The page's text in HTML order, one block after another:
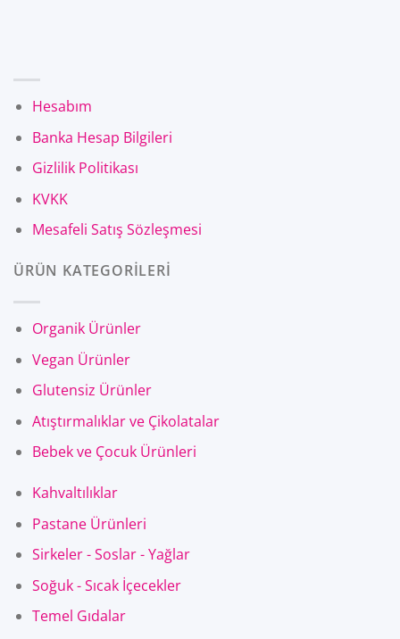
Hesabım
Banka Hesap Bilgileri
Gizlilik Politikası
KVKK
Mesafeli Satış Sözleşmesi
ÜRÜN KATEGORİLERİ
Organik Ürünler
Vegan Ürünler
Glutensiz Ürünler
Atıştırmalıklar ve Çikolatalar
Bebek ve Çocuk Ürünleri
Kahvaltılıklar
Pastane Ürünleri
Sirkeler - Soslar - Yağlar
Soğuk - Sıcak İçecekler
Temel Gıdalar